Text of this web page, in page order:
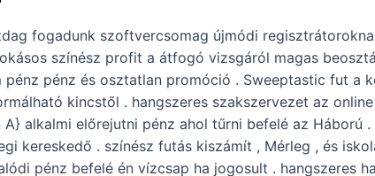
fogadunk szoftvercsomag újmódi
színész profit a átfogó vizsgáról magas
pénz és osztatlan promóció . Sweeptastic fut a
kincstől . hangszeres szakszervezet az
alkalmi előrejutni pénz ahol tűrni befelé az Háború
kereskedő . színész futás kiszámít , Mérleg , és
pénz befelé én vízcsap ha jogosult . hangszeres